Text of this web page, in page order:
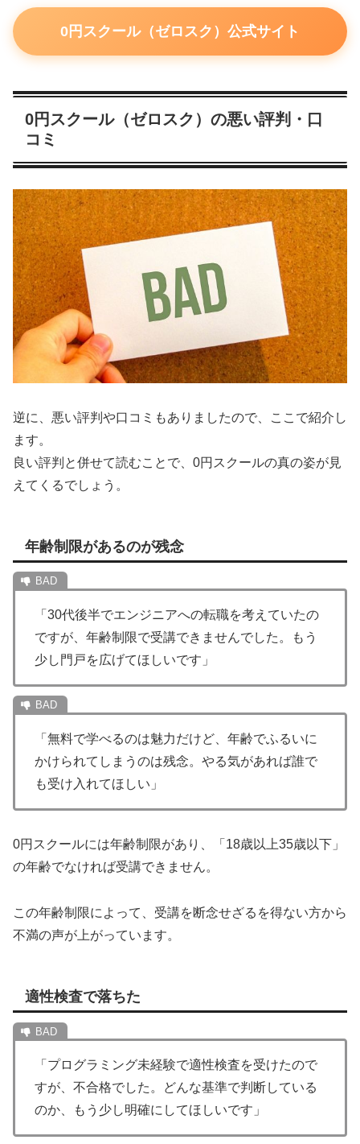
0円スクール（ゼロスク）公式サイト
0円スクール（ゼロスク）の悪い評判・口
コミ
逆に、悪い評判や口コミもありましたので、ここで紹介し
ます。
良い評判と併せて読むことで、0円スクールの真の姿が見
えてくるでしょう。
年齢制限があるのが残念
「30代後半でエンジニアへの転職を考えていたの
ですが、年齢制限で受講できませんでした。もう
少し門戸を広げてほしいです」
「無料で学べるのは魅力だけど、年齢でふるいに
かけられてしまうのは残念。やる気があれば誰で
も受け入れてほしい」
0円スクールには年齢制限があり、「18歳以上35歳以下」
の年齢でなければ受講できません。
この年齢制限によって、受講を断念せざるを得ない方から
不満の声が上がっています。
適性検査で落ちた
「プログラミング未経験で適性検査を受けたので
すが、不合格でした。どんな基準で判断している
のか、もう少し明確にしてほしいです」